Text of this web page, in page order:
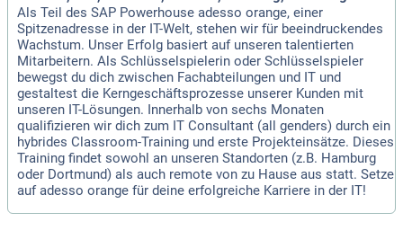
Als Teil des SAP Powerhouse adesso orange, einer
Spitzenadresse in der IT-Welt, stehen wir für beeindruckendes
Wachstum. Unser Erfolg basiert auf unseren talentierten
Mitarbeitern. Als Schlüsselspielerin oder Schlüsselspieler
bewegst du dich zwischen Fachabteilungen und IT und
gestaltest die Kerngeschäftsprozesse unserer Kunden mit
unseren IT-Lösungen. Innerhalb von sechs Monaten
qualifizieren wir dich zum IT Consultant (all genders) durch ein
hybrides Classroom-Training und erste Projekteinsätze. Dieses
Training findet sowohl an unseren Standorten (z.B. Hamburg
oder Dortmund) als auch remote von zu Hause aus statt. Setze
auf adesso orange für deine erfolgreiche Karriere in der IT!